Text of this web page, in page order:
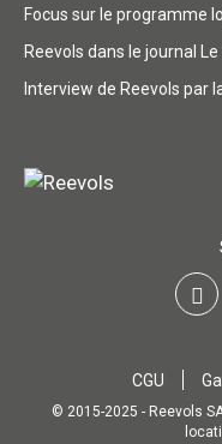
Focus sur le programme
Reevols dans le journal
Interview de Reevols par
CGU
© 2015-2025 - Reevols